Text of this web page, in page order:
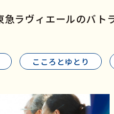
急ラヴィエールのバト
こころとゆとり